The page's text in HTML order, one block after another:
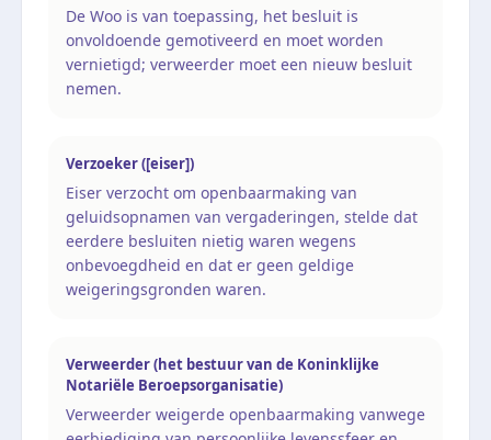
De Woo is van toepassing, het besluit is
onvoldoende gemotiveerd en moet worden
vernietigd; verweerder moet een nieuw besluit
nemen.
Verzoeker ([eiser])
Eiser verzocht om openbaarmaking van
geluidsopnamen van vergaderingen, stelde dat
eerdere besluiten nietig waren wegens
onbevoegdheid en dat er geen geldige
weigeringsgronden waren.
Verweerder (het bestuur van de Koninklijke
Notariële Beroepsorganisatie)
Verweerder weigerde openbaarmaking vanwege